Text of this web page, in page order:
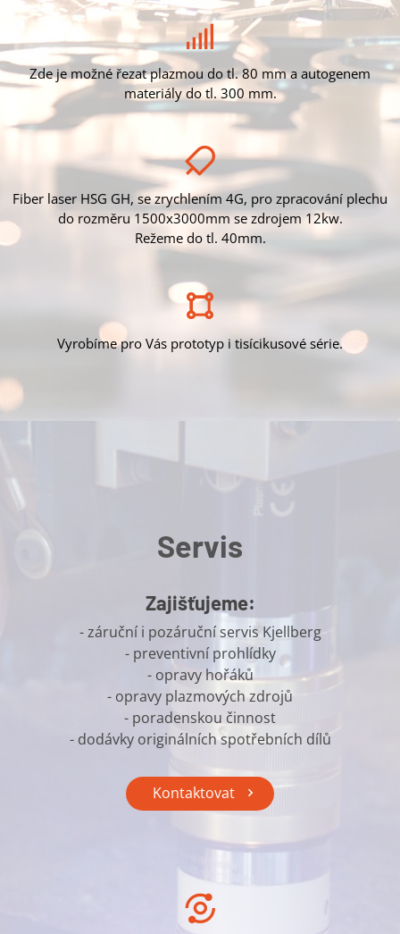
Zde je možné řezat plazmou do tl. 80 mm a autogenem
materiály do tl. 300 mm.
Fiber laser HSG GH, se zrychlením 4G, pro zpracování plechu
do rozměru 1500x3000mm se zdrojem 12kw.
Režeme do tl. 40mm.
Vyrobíme pro Vás prototyp i tisícikusové série.
Servis
Zajišťujeme:
- záruční i pozáruční servis Kjellberg
- preventivní prohlídky
- opravy hořáků
- opravy plazmových zdrojů
- poradenskou činnost
- dodávky originálních spotřebních dílů
Kontaktovat